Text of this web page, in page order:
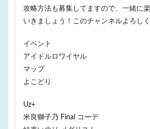
攻略方法も募集してますので、一緒に
いきましょう！このチャンネルよろし
イベント
アイドルロワイヤル
マップ
よこどり
Uz+
米良獅子乃 Final コーデ